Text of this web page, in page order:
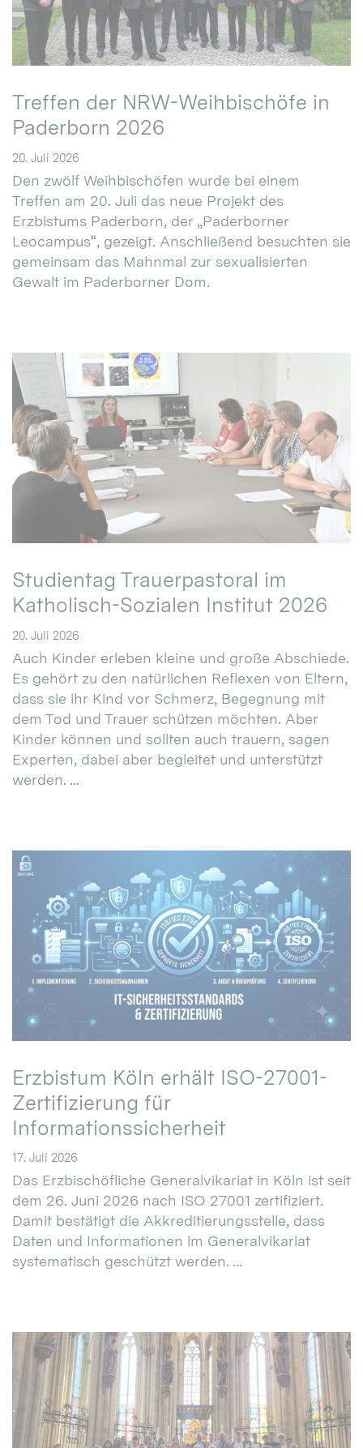
Treffen der NRW-Weihbischöfe in
Paderborn 2026
20. Juli 2026
Den zwölf Weihbischöfen wurde bei einem
Treffen am 20. Juli das neue Projekt des
Erzbistums Paderborn, der „Paderborner
Leocampus“, gezeigt. Anschließend besuchten sie
gemeinsam das Mahnmal zur sexualisierten
Gewalt im Paderborner Dom.
Studientag Trauerpastoral im
Katholisch-Sozialen Institut 2026
20. Juli 2026
Auch Kinder erleben kleine und große Abschiede.
Es gehört zu den natürlichen Reflexen von Eltern,
dass sie ihr Kind vor Schmerz, Begegnung mit
dem Tod und Trauer schützen möchten. Aber
Kinder können und sollten auch trauern, sagen
Experten, dabei aber begleitet und unterstützt
werden. ...
Erzbistum Köln erhält ISO-27001-
Zertifizierung für
Informationssicherheit
17. Juli 2026
Das Erzbischöfliche Generalvikariat in Köln ist seit
dem 26. Juni 2026 nach ISO 27001 zertifiziert.
Damit bestätigt die Akkreditierungsstelle, dass
Daten und Informationen im Generalvikariat
systematisch geschützt werden. ...